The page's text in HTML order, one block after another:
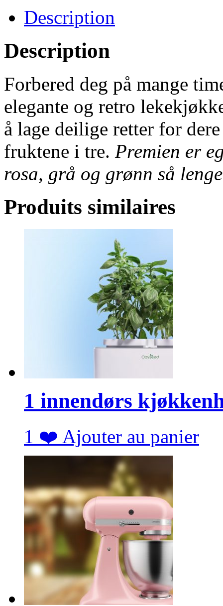
Description
Description
Forbered deg på mange
elegante og retro
å lage deilige retter for
fruktene i tre. Premien er
rosa, grå og grønn så
Produits similaires
1 innendørs
1 ❤️ Ajouter au panier